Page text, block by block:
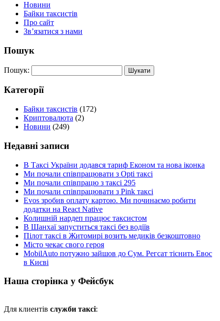
Новини
Байки таксистів
Про сайт
Зв’язатися з нами
Пошук
Пошук:
Категорії
Байки таксистів (172)
Криптовалюта (2)
Новини (249)
Недавні записи
В Таксі України додався тариф Економ та нова іконка
Ми почали співпрацювати з Opti таксі
Ми почали співпрацю з таксі 295
Ми почали співпрацювати з Pink таксі
Evos зробив оплату картою. Ми починаємо робити
додатки на React Native
Колишній нардеп працює таксистом
В Шанхаї запуститься таксі без водіїв
Пілот таксі в Житомирі возить медиків безкоштовно
Місто чекає свого героя
MobilAuto потужно зайшов до Сум. Регсат тіснить Евос
в Києві
Наша сторінка у Фейсбук
Для клиентів служби таксі: